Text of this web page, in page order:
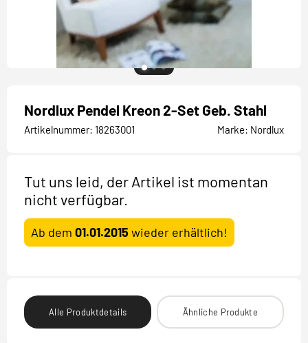
Nordlux Pendel Kreon 2-Set Geb. Stahl
Artikelnummer: 18263001 Marke: Nordlux
Tut uns leid, der Artikel ist momentan
nicht verfügbar.
Ab dem 01.01.2015 wieder erhältlich!
Alle Produktdetails Ähnliche Produkte